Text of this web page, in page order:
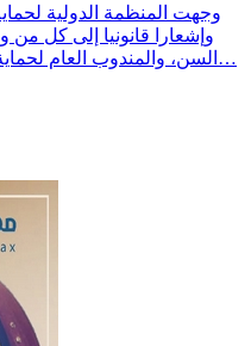
وجهت المنظمة الدولية
وإشعارا قانونيا إلى كل من
السن، والمندوب العام لحماية الطفولة، والمندوب الجهوي لحماية…